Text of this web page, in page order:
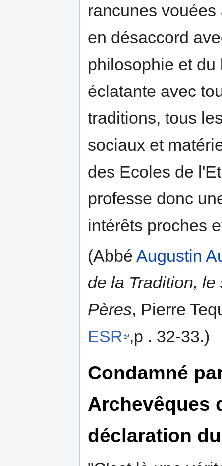
rancunes
en désaccord
philosophie et
éclatante avec
traditions, tous
sociaux et
des Ecoles de
professe donc
intérêts proches
(Abbé Augustin
de la Tradition,
Pères, Pierre
ESR ,p . 32-33.)
Condamné
Archevêques
déclaration